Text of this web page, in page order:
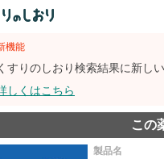
機能
すりのしおり検索結果に新し
しくはこちら
この
製品名